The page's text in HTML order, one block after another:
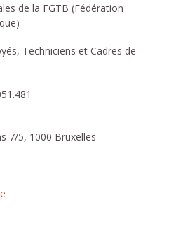
de la FGTB (Fédération
Techniciens et Cadres de
7/5, 1000 Bruxelles